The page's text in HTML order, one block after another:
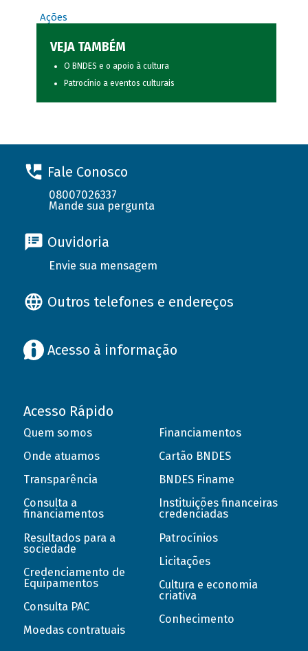
Ações
VEJA TAMBÉM
O BNDES e o apoio à cultura
Patrocínio a eventos culturais
Fale Conosco
08007026337
Mande sua pergunta
Ouvidoria
Envie sua mensagem
Outros telefones e endereços
Acesso à informação
Acesso Rápido
Quem somos
Onde atuamos
Transparência
Consulta a
financiamentos
Resultados para a
sociedade
Credenciamento de
Equipamentos
Consulta PAC
Moedas contratuais
Financiamentos
Cartão BNDES
BNDES Finame
Instituições financeiras
credenciadas
Patrocínios
Licitações
Cultura e economia
criativa
Conhecimento